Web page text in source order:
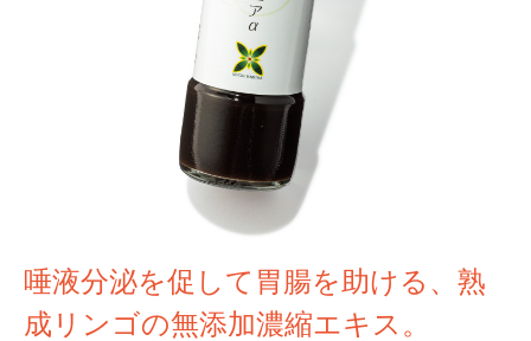
唾液分泌を促して胃腸を助ける、熟
成リンゴの無添加濃縮エキス。